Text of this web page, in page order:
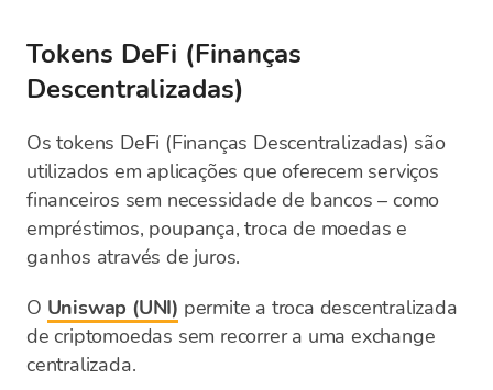
Tokens DeFi (Finanças
Descentralizadas)
Os tokens DeFi (Finanças Descentralizadas) são
utilizados em aplicações que oferecem serviços
financeiros sem necessidade de bancos – como
empréstimos, poupança, troca de moedas e
ganhos através de juros.
O Uniswap (UNI) permite a troca descentralizada
de criptomoedas sem recorrer a uma exchange
centralizada.